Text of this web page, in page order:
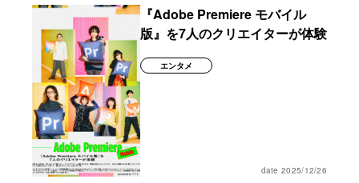
『Adobe Premiere モバイル
版』を7人のクリエイターが体験
エンタメ
date 2025/12/26